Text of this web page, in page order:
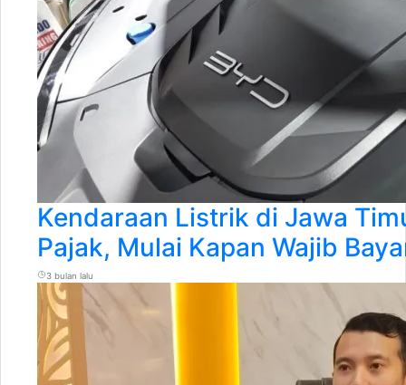
Kendaraan Listrik di Jawa
Pajak, Mulai Kapan Wajib
3 bulan lalu